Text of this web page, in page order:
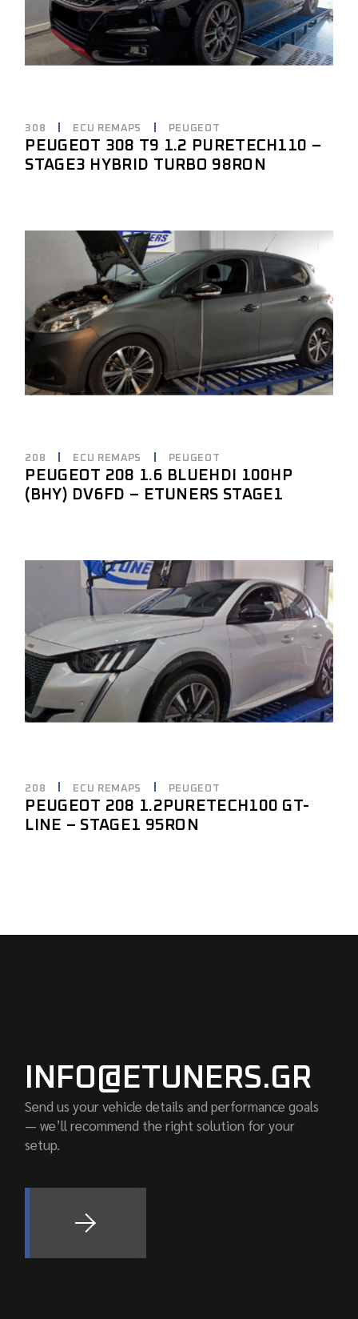
308 ECU REMAPS PEUGEOT
PEUGEOT 308 T9 1.2 PURETECH110 –
STAGE3 HYBRID TURBO 98RON
208 ECU REMAPS PEUGEOT
PEUGEOT 208 1.6 BLUEHDI 100HP
(BHY) DV6FD – ETUNERS STAGE1
208 ECU REMAPS PEUGEOT
PEUGEOT 208 1.2PURETECH100 GT-
LINE – STAGE1 95RON
INFO@ETUNERS.GR
Send us your vehicle details and performance goals
— we’ll recommend the right solution for your
setup.